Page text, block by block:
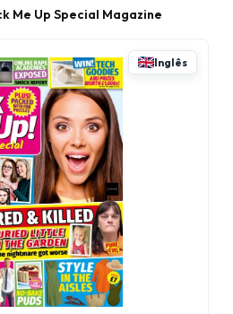
Me Up Special Magazine
Inglês